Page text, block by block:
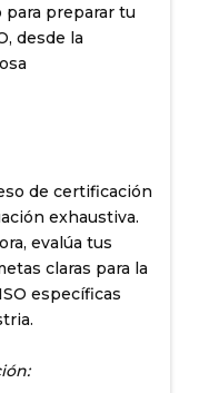
para preparar tu
desde la
de certificación
exhaustiva.
evalúa tus
claras para la
específicas